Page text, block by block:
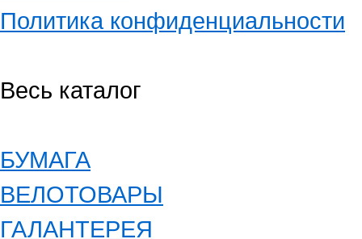
Политика конфиденциальности
Весь каталог
БУМАГА
ВЕЛОТОВАРЫ
ГАЛАНТЕРЕЯ